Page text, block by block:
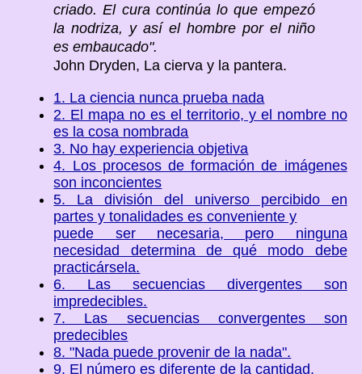
criado. El cura continúa lo que empezó
la nodriza, y así el hombre por el niño
es embaucado".
John Dryden, La cierva y la pantera.
1. La ciencia nunca prueba nada
2. El mapa no es el territorio, y el nombre no
es la cosa nombrada
3. No hay experiencia objetiva
4. Los procesos de formación de imágenes
son inconcientes
5. La división del universo percibido en
partes y tonalidades es conveniente y
puede ser necesaria, pero ninguna
necesidad determina de qué modo debe
practicársela.
6. Las secuencias divergentes son
impredecibles.
7. Las secuencias convergentes son
predecibles
8. "Nada puede provenir de la nada".
9. El número es diferente de la cantidad.